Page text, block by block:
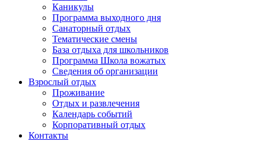
Каникулы
Программа выходного дня
Санаторный отдых
Тематические смены
База отдыха для школьников
Программа Школа вожатых
Cведения об организации
Взрослый отдых
Проживание
Отдых и развлечения
Календарь событий
Корпоративный отдых
Контакты